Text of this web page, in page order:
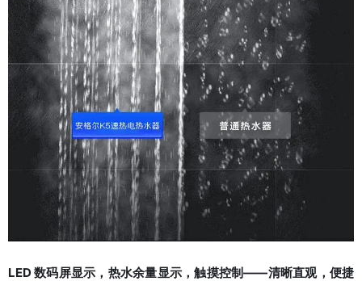
LED 数码屏显示，热水余量显示，触摸控制——清晰直观，便捷